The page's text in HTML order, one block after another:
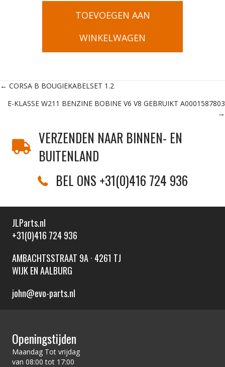
TOEVOEGEN AAN
WINKELWAGEN
Posts
navigation
← CORSA B BOUGIEKABELSET 1.2
E-KLASSE W211 BENZINE BOBINE V6 V8 GEBRUIKT A0001587803
→
VERZENDEN NAAR BINNEN- EN
BUITENLAND
BEL ONS +31(0)416 724 936
JLParts.nl
+31(0)416 724 936
AMBACHTSSTRAAT 9A · 4261 TJ
WIJK EN AALBURG
john@evo-parts.nl
Openingstijden
Maandag Tot vrijdag
van 08:00 tot 17:00